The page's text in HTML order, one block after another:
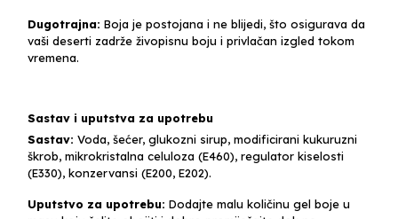
Dugotrajna: Boja je postojana i ne blijedi, što osigurava da
vaši deserti zadrže živopisnu boju i privlačan izgled tokom
vremena.
Sastav i uputstva za upotrebu
Sastav: Voda, šećer, glukozni sirup, modificirani kukuruzni
škrob, mikrokristalna celuloza (E460), regulator kiselosti
(E330), konzervansi (E200, E202).
Uputstvo za upotrebu: Dodajte malu količinu gel boje u